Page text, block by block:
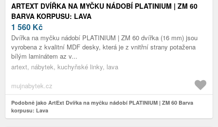
ARTEXT DVÍŘKA NA MYČKU NÁDOBÍ PLATINIUM | ZM 60
BARVA KORPUSU: LAVA
1 560 Kč
Dvířka na myčku nádobí PLATINIUM | ZM 60 dvířka (16 mm) jsou
vyrobena z kvalitní MDF desky, která je z vnitřní strany potažena
bílým laminátem az v...
artext, nábytek, kuchyňské linky, lava
mujnabytek.cz
Podobně jako ArtExt Dvířka na myčku nádobí PLATINIUM | ZM 60 Barva
korpusu: Lava